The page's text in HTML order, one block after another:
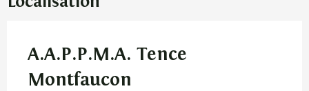
A.A.P.P.M.A. Tence
Montfaucon